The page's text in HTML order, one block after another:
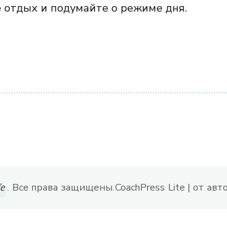
отдых и подумайте о режиме дня.
. Все права защищены.CoachPress Lite | от